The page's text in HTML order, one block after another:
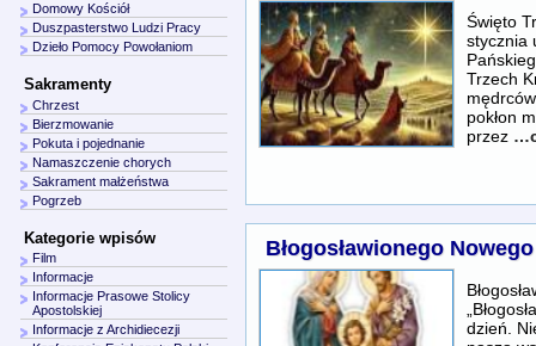
Święto
stycznia
Trzech
pokłon
przez
Błogosławionego
dzień.
Domowy Kościół
Duszpasterstwo Ludzi Pracy
Dzieło Pomocy Powołaniom
Sakramenty
Chrzest
Bierzmowanie
Pokuta i pojednanie
Namaszczenie chorych
Sakrament małżeństwa
Pogrzeb
Kategorie wpisów
Film
Informacje
Informacje Prasowe Stolicy
Apostolskiej
Informacje z Archidiecezji